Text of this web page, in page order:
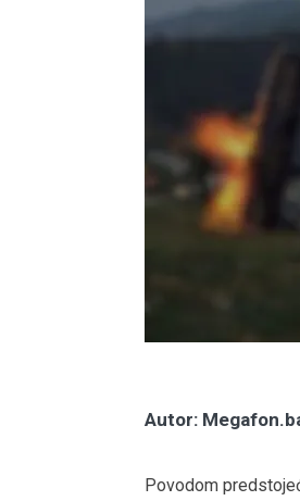
Autor:
Povodom